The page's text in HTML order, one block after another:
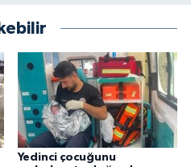
Yedinci çocuğunu